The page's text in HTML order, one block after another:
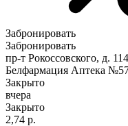
Забронировать
Забронировать
пр-т Рокоссовского, д.
Белфармация Аптека
Закрыто
вчера
Закрыто
2,74 р.